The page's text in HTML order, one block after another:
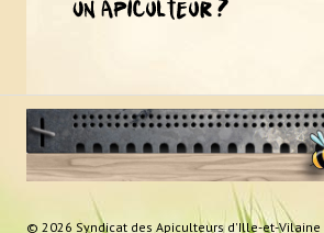
© 2026 Syndicat des Apiculteurs d'Ille-et-Vilaine